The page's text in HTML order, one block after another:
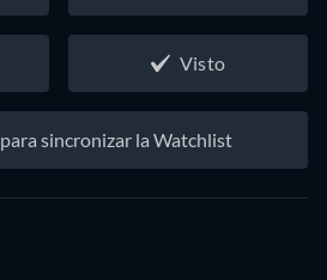
Visto
para sincronizar la Watchlist